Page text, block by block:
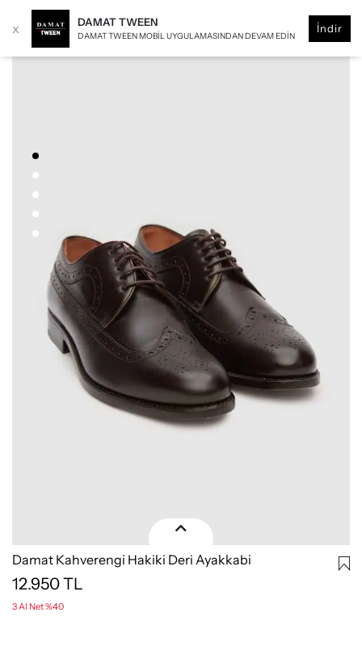
x DAMAT TWEEN
DAMAT TWEEN MOBIL UYGULAMASINDAN DEVAM EDIN
İndir
Damat Kahverengi Hakiki Deri Ayakkabi
12.950TL
3 Al Net %40